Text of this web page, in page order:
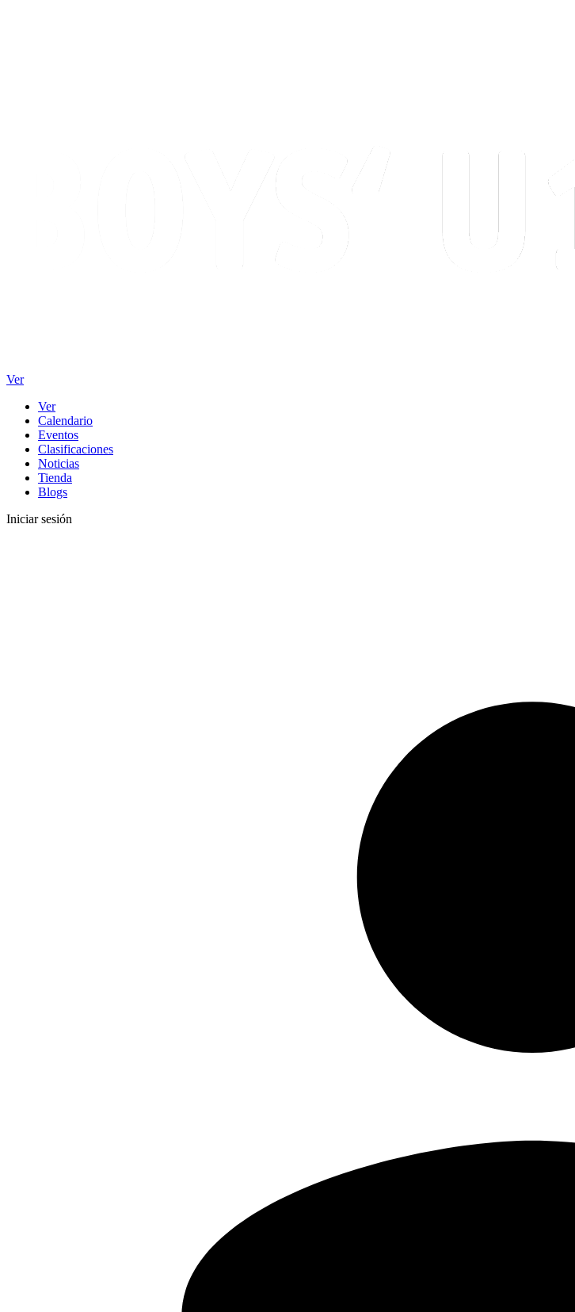
Ver
Ver
Calendario
Eventos
Clasificaciones
Noticias
Tienda
Blogs
Iniciar sesión